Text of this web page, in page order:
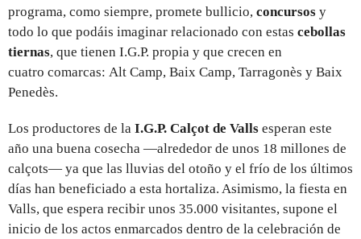
programa, como siempre, promete bullicio, concursos y
todo lo que podáis imaginar relacionado con estas cebollas
tiernas, que tienen I.G.P. propia y que crecen en
cuatro comarcas: Alt Camp, Baix Camp, Tarragonès y Baix
Penedès.
Los productores de la I.G.P. Calçot de Valls esperan este
año una buena cosecha —alrededor de unos 18 millones de
calçots— ya que las lluvias del otoño y el frío de los últimos
días han beneficiado a esta hortaliza. Asimismo, la fiesta en
Valls, que espera recibir unos 35.000 visitantes, supone el
inicio de los actos enmarcados dentro de la celebración de